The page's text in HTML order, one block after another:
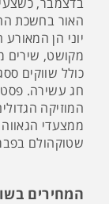
יוני הן
מקושט, שירים
חג עשירה.
המוזיקה
ממצעדי
שטוקהולם
המחירים